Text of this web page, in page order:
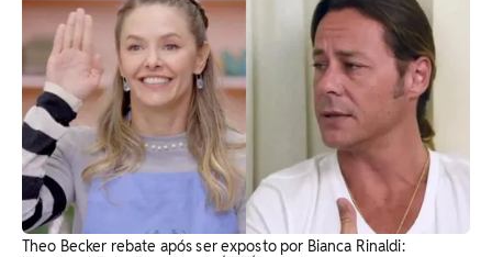
Theo Becker rebate após ser exposto por Bianca Rinaldi: